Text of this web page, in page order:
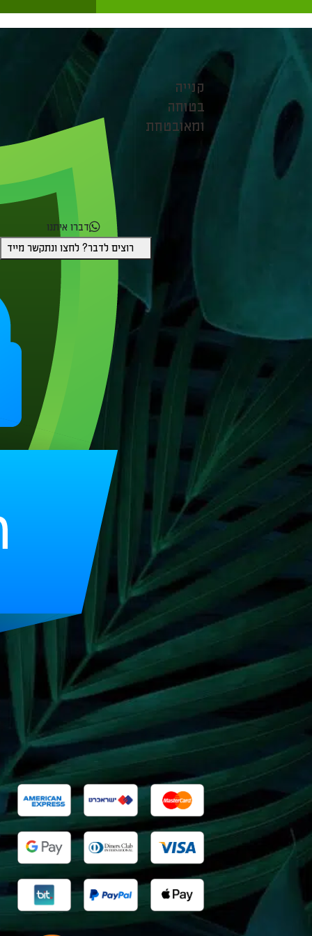
קנייה
בטוחה
ומאובטחת
דברו איתנו
רוצים לדבר? לחצו ונתקשר מייד